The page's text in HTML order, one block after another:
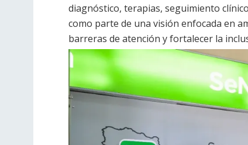
diagnóstico, terapias, seguimiento
como parte de una visión enfocada en
barreras de atención y fortalecer la